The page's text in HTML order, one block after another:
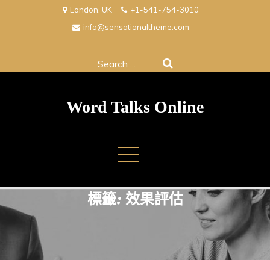
London, UK
+1-541-754-3010
info@sensationaltheme.com
Search
Word Talks Online
標籤: 效果評估